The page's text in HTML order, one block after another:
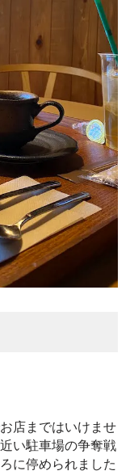
店まではいけませ
い駐車場の争奪戦
に停められました